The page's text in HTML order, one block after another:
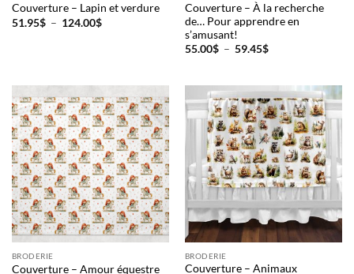
Couverture – Lapin et verdure
51.95$ – 124.00$Plage
Couverture – À la recherche
de… Pour apprendre en
s’amusant!
55.00$ – 59.45$Plage
à
59.45$
BRODERIE
Couverture – Amour équestre
BRODERIE
Couverture – Animaux